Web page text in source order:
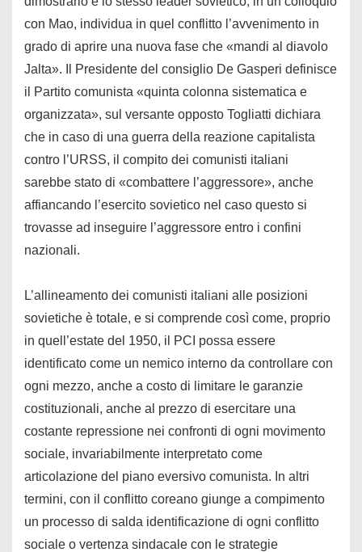
con Mao, individua in quel conflitto l’avvenimento in
grado di aprire una nuova fase che «mandi al diavolo
Jalta». Il Presidente del consiglio De Gasperi definisce
il Partito comunista «quinta colonna sistematica e
organizzata», sul versante opposto Togliatti dichiara
che in caso di una guerra della reazione capitalista
contro l’URSS, il compito dei comunisti italiani
sarebbe stato di «combattere l’aggressore», anche
affiancando l’esercito sovietico nel caso questo si
trovasse ad inseguire l’aggressore entro i confini
nazionali.
L’allineamento dei comunisti italiani alle posizioni
sovietiche è totale, e si comprende così come, proprio
in quell’estate del 1950, il PCI possa essere
identificato come un nemico interno da controllare con
ogni mezzo, anche a costo di limitare le garanzie
costituzionali, anche al prezzo di esercitare una
costante repressione nei confronti di ogni movimento
sociale, invariabilmente interpretato come
articolazione del piano eversivo comunista. In altri
termini, con il conflitto coreano giunge a compimento
un processo di salda identificazione di ogni conflitto
sociale o vertenza sindacale con le strategie